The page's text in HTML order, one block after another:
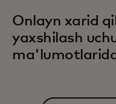
Onlayn xarid
yaxshilash